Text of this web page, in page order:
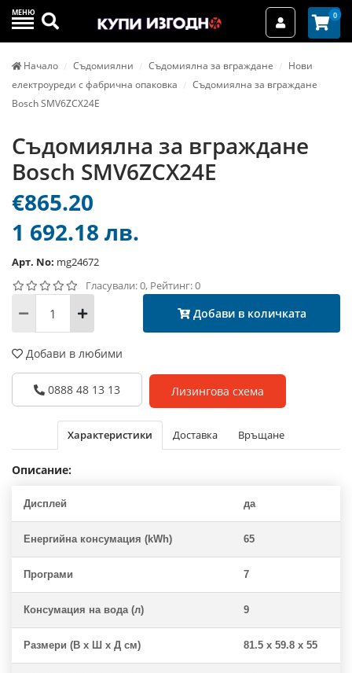
МЕНЮ Търси Вход / 0
Начало Съдомиялни Съдомиялна за вграждане
Нови
електроуреди с фабрична опаковка
Съдомиялна за вграждане
Bosch SMV6ZCX24E
Съдомиялна за вграждане
Bosch SMV6ZCX24E
€865.20
1 692.18 лв.
Арт. No: mg24672
Гласували: 0, Рейтинг: 0
Добави в количката
Добави в любими
0888 48 13 13 Лизингова схема
Характеристики Доставка Връщане
Описание:
Дисплей да
Енергийна консумация (kWh) 65
Програми 7
Консумация на вода (л) 9
Размери (В x Ш x Д см) 81.5 x 59.8 x 55